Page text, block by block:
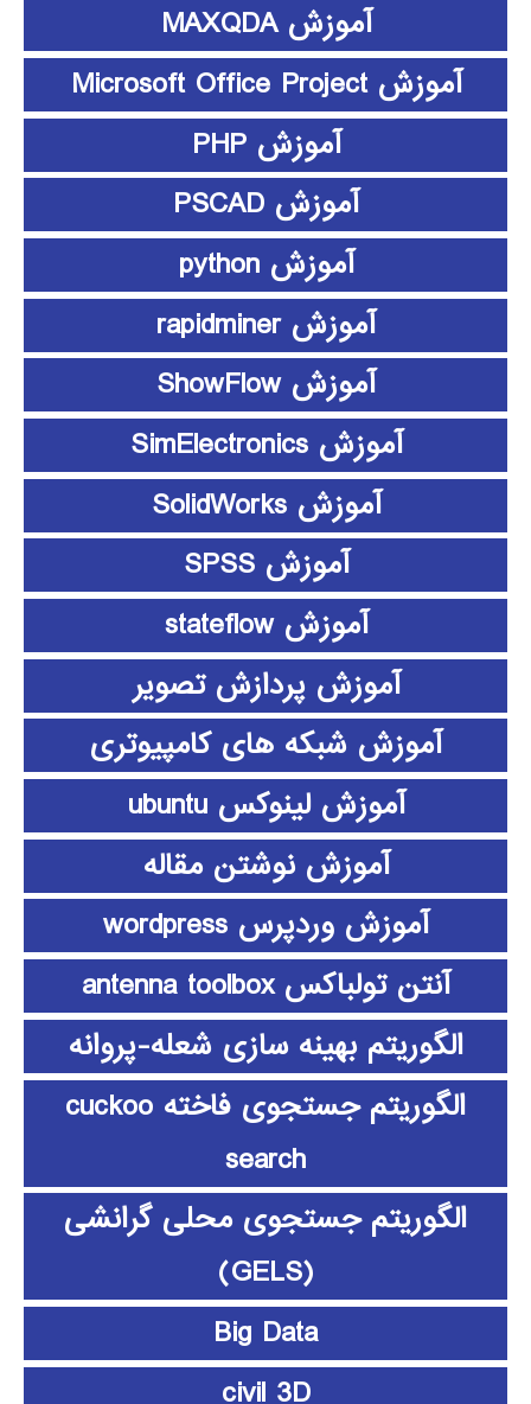
آموزش MAXQDA
آموزش Microsoft Office Project
آموزش PHP
آموزش PSCAD
آموزش python
آموزش rapidminer
آموزش ShowFlow
آموزش SimElectronics
آموزش SolidWorks
آموزش SPSS
آموزش stateflow
آموزش پردازش تصویر
آموزش شبکه های کامپیوتری
آموزش لینوکس ubuntu
آموزش نوشتن مقاله
آموزش وردپرس wordpress
آنتن تولباکس antenna toolbox
الگوریتم بهینه سازی شعله-پروانه
الگوریتم جستجوی فاخته cuckoo
search
الگوریتم جستجوی محلی گرانشی
(GELS)
Big Data
civil 3D